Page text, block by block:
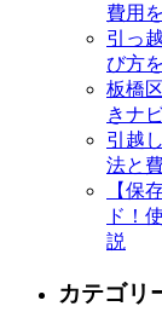
費用
引っ
び方
板橋
きナ
引越
法と
【保
ド！
説
カテゴリ